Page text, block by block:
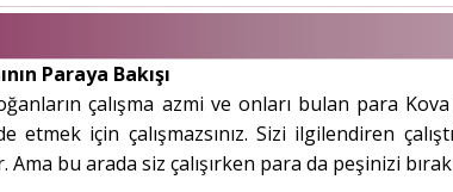
Paraya Bakışı
çalışma azmi ve onları bulan para
etmek için çalışmazsınız. Sizi ilgilendiren
Ama bu arada siz çalışırken para da peşinizi